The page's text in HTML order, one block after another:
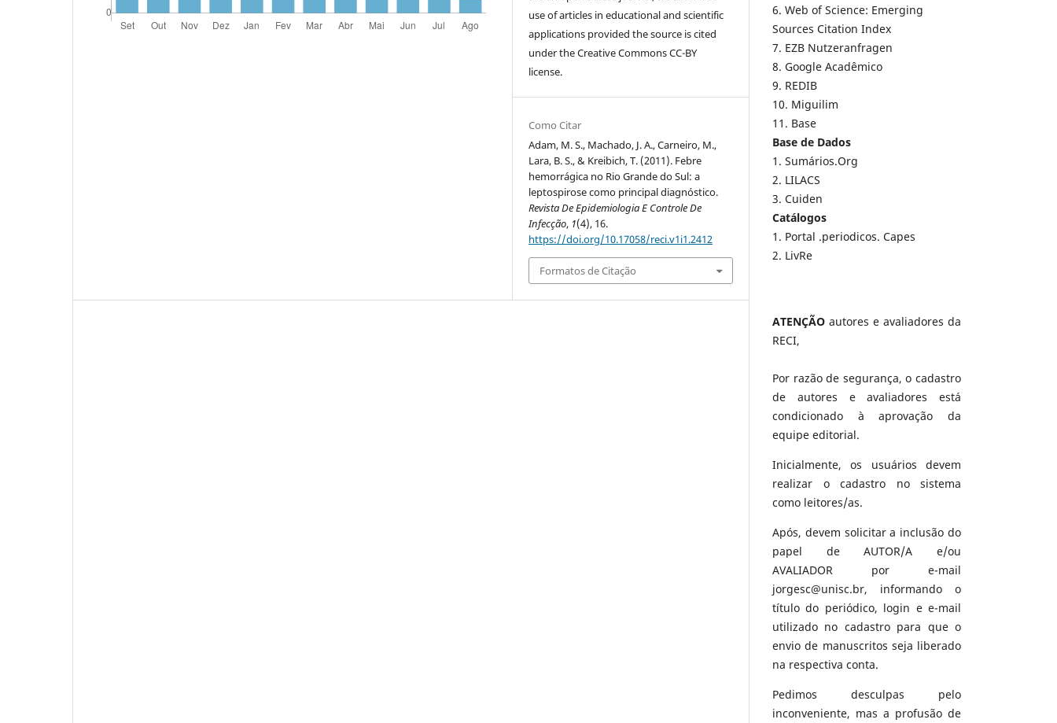
use of articles in educational and scientific
applications provided the source is cited
under the Creative Commons CC-BY
license.
Como Citar
Adam, M. S., Machado, J. A., Carneiro, M.,
Lara, B. S., & Kreibich, T. (2011). Febre
hemorrágica no Rio Grande do Sul: a
leptospirose como principal diagnóstico.
Revista De Epidemiologia E Controle De
Infecção, 1(4), 16.
https://doi.org/10.17058/reci.v1i1.2412
Formatos de Citação
6. Web of Science: Emerging
Sources Citation Index
7. EZB Nutzeranfragen
8. Google Acadêmico
9. REDIB
10. Miguilim
11. Base
Base de Dados
1. Sumários.Org
2. LILACS
3. Cuiden
Catálogos
1. Portal .periodicos. Capes
2. LivRe
ATENÇÃO autores e avaliadores da
RECI,
Por razão de segurança, o cadastro
de autores e avaliadores está
condicionado à aprovação da
equipe editorial.
Inicialmente, os usuários devem
realizar o cadastro no sistema
como leitores/as.
Após, devem solicitar a inclusão do
papel de AUTOR/A e/ou
AVALIADOR por e-mail
jorgesc@unisc.br, informando o
título do periódico, login e e-mail
utilizado no cadastro para que o
envio de manuscritos seja liberado
na respectiva conta.
Pedimos desculpas pelo
inconveniente, mas a profusão de